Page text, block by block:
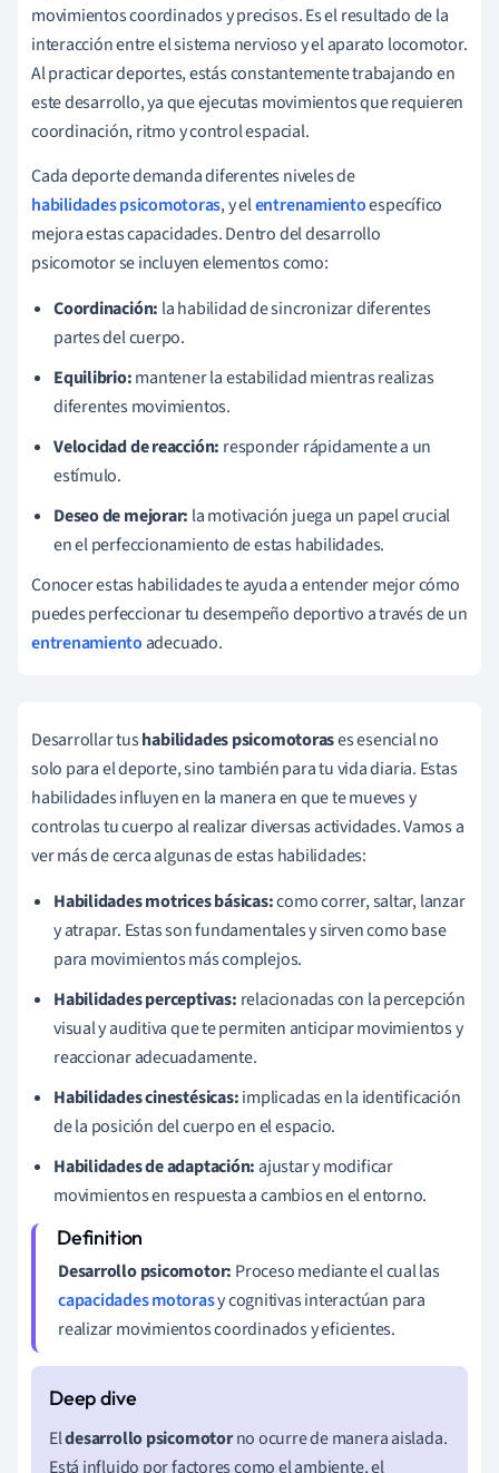
movimientos coordinados y precisos. Es el resultado de la
interacción entre el sistema nervioso y el aparato locomotor.
Al practicar deportes, estás constantemente trabajando en
este desarrollo, ya que ejecutas movimientos que requieren
coordinación, ritmo y control espacial.
Cada deporte demanda diferentes niveles de
habilidades psicomotoras, y elentrenamientoespecífico
mejora estas capacidades. Dentro del desarrollo
psicomotor se incluyen elementos como:
Coordinación: la habilidad de sincronizar diferentes
partes del cuerpo.
Equilibrio:mantener la estabilidad mientras realizas
diferentes movimientos.
Velocidad de reacción: responder rápidamente a un
estímulo.
Deseo de mejorar: la motivación juega un papel crucial
en el perfeccionamiento de estas habilidades.
Conocer estas habilidades te ayuda a entender mejor cómo
puedes perfeccionar tu desempeño deportivo a través de un
entrenamiento adecuado.
Desarrollar tushabilidades psicomotorases esencial no
solo para el deporte, sino también para tu vida diaria. Estas
habilidades influyen en la manera en que te mueves y
controlas tu cuerpo al realizar diversas actividades. Vamos a
ver más de cerca algunas de estas habilidades:
Habilidades motrices básicas:como correr, saltar, lanzar
y atrapar. Estas son fundamentales y sirven como base
para movimientos más complejos.
Habilidades perceptivas: relacionadas con la percepción
visual y auditiva que te permiten anticipar movimientos y
reaccionar adecuadamente.
Habilidades cinestésicas:implicadas en la identificación
de la posición del cuerpo en el espacio.
Habilidades de adaptación: ajustar y modificar
movimientos en respuesta a cambios en el entorno.
Desarrollo psicomotor: Proceso mediante el cual las
capacidades motorasy cognitivas interactúan para
realizar movimientos coordinados y eficientes.
Eldesarrollo psicomotorno ocurre de manera aislada.
Está influido por factores como el ambiente, el